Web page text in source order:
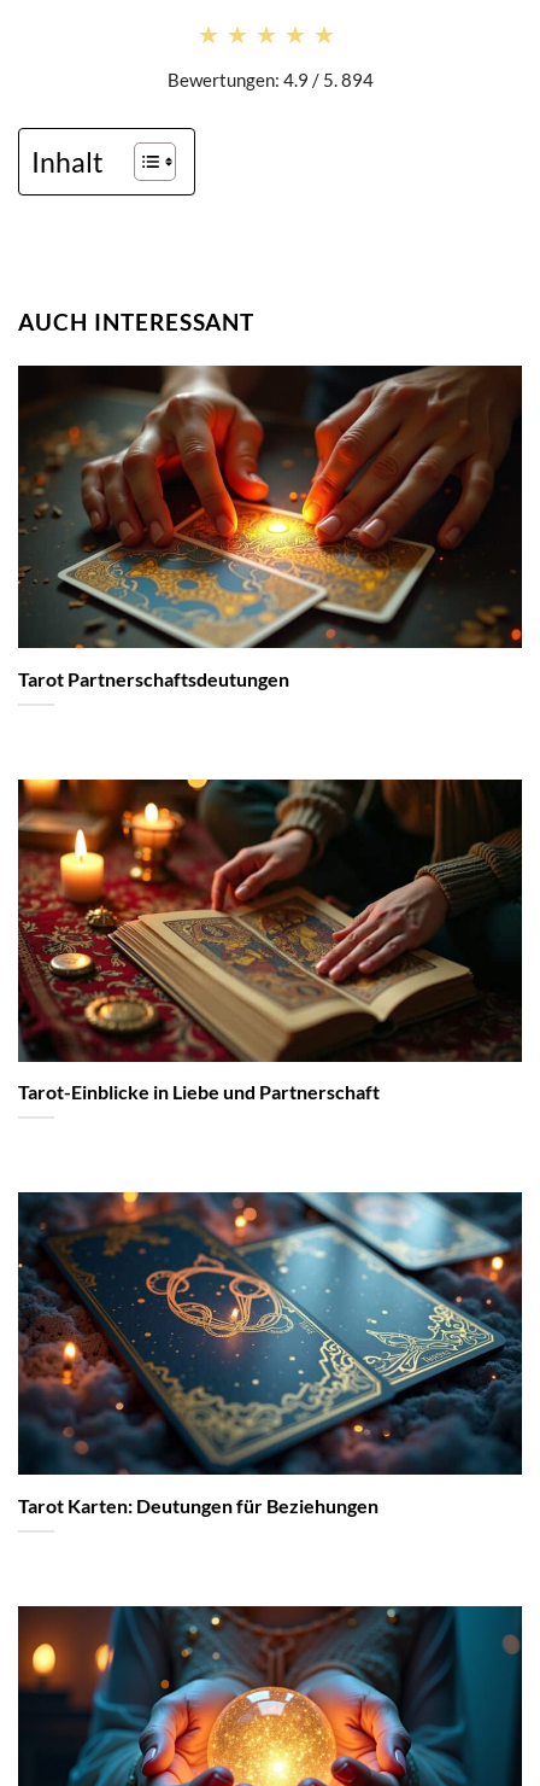
★★★★★
★★★★★
Bewertungen: 4.9 / 5. 894
Inhalt
AUCH INTERESSANT
Tarot Partnerschaftsdeutungen
Tarot-Einblicke in Liebe und Partnerschaft
Tarot Karten: Deutungen für Beziehungen